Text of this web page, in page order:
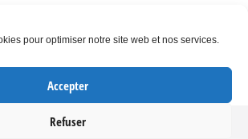
pour optimiser notre site web et nos services.
Accepter
Refuser